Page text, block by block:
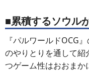
■累積するソウル
『パルワールドOCG
のやりとりを通して
つゲーム性はおおまか